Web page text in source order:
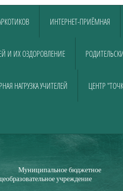
ИНТЕРНЕТ-ПРИЁМНАЯ
И ИХ ОЗДОРОВЛЕНИЕ
НАГРУЗКА УЧИТЕЛЕЙ ЦЕНТР
бюджетное